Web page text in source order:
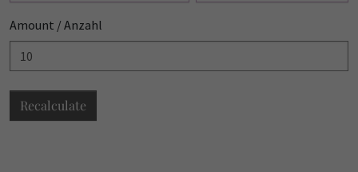
Amount / Anzahl
Recalculate